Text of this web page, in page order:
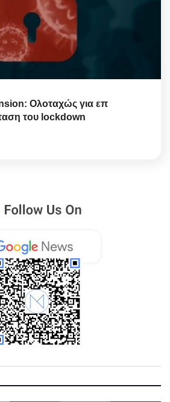
Ολοταχώς για επ
του lockdown